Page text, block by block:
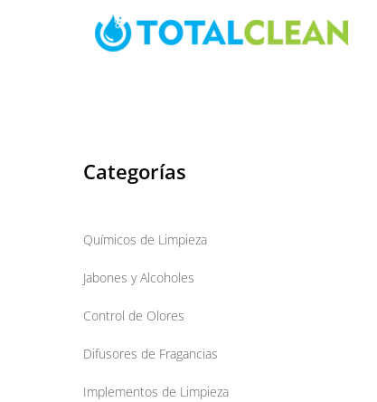
Categorías
Químicos de Limpieza
Jabones y Alcoholes
Control de Olores
Difusores de Fragancias
Implementos de Limpieza